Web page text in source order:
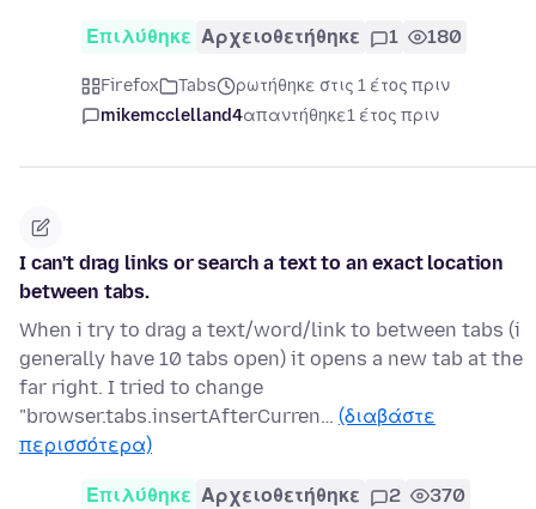
Επιλύθηκε Αρχειοθετήθηκε 1 180
Firefox Tabs
ρωτήθηκε στις 1 έτος πριν
mikemcclelland4απαντήθηκε1 έτος πριν
I can't drag links or search a text to an exact location
between tabs.
When i try to drag a text/word/link to between tabs (i
generally have 10 tabs open) it opens a new tab at the
far right. I tried to change
"browser.tabs.insertAfterCurren… (διαβάστε
περισσότερα)
Επιλύθηκε Αρχειοθετήθηκε 2 370